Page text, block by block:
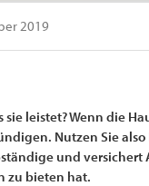
2019
leistet? Wenn die
Nutzen Sie
und versichert
zu bieten hat.